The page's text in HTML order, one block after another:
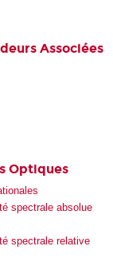
Associées
Optiques
spectrale absolue
spectrale relative